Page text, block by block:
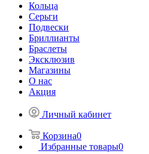
Кольца
Серьги
Подвески
Бриллианты
Браслеты
Эксклюзив
Магазины
О нас
Акция
Личный кабинет
Корзина0
Избранные товары0